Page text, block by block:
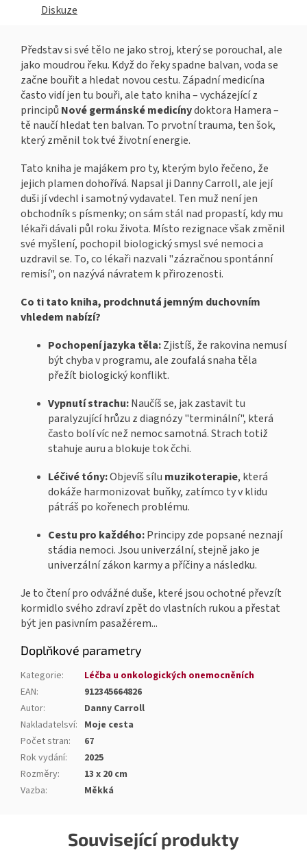
Související produkty
Diskuze
Představ si své tělo ne jako stroj, který se porouchal, ale
jako moudrou řeku. Když do řeky spadne balvan, voda se
začne bouřit a hledat novou cestu. Západní medicína
často vidí jen tu bouři, ale tato kniha – vycházející z
principů Nové germánské medicínydoktora Hamera –
tě naučí hledat ten balvan. To prvotní trauma, ten šok,
který změnil tok tvé životní energie.
Tato kniha je majákem pro ty, kterým bylo řečeno, že
jejich plamen dohořívá. Napsal ji Danny Carroll, ale její
duši jí vdechl i samotný vydavatel. Ten muž není jen
obchodník s písmenky; on sám stál nad propastí, kdy mu
lékaři dávali půl roku života. Místo rezignace však změnil
své myšlení, pochopil biologický smysl své nemoci a
uzdravil se. To, co lékaři nazvali "zázračnou spontánní
remisí", on nazývá návratem k přirozenosti.
Co ti tato kniha, prodchnutá jemným duchovním
vhledem nabízí?
Pochopení jazyka těla:Zjistíš, že rakovina nemusí
být chyba v programu, ale zoufalá snaha těla
přežít biologický konflikt.
Vypnutí strachu:Naučíš se, jak zastavit tu
paralyzující hrůzu z diagnózy "terminální", která
často bolí víc než nemoc samotná. Strach totiž
stahuje auru a blokuje tok čchi.
Léčivé tóny:Objevíš sílu muzikoterapie, která
dokáže harmonizovat buňky, zatímco ty v klidu
pátráš po kořenech problému.
Cestu pro každého:Principy zde popsané neznají
stádia nemoci. Jsou univerzální, stejně jako je
univerzální zákon karmy a příčiny a následku.
Je to čtení pro odvážné duše, které jsou ochotné převzít
kormidlo svého zdraví zpět do vlastních rukou a přestat
být jen pasivním pasažérem...
Doplňkové parametry
Kategorie:
Léčba u onkologických onemocněních
EAN:
912345664826
Autor:
Danny Carroll
Nakladatelsví: Moje cesta
Počet stran:
67
Rok vydání:
2025
Rozměry:
13 x 20 cm
Vazba: Měkká